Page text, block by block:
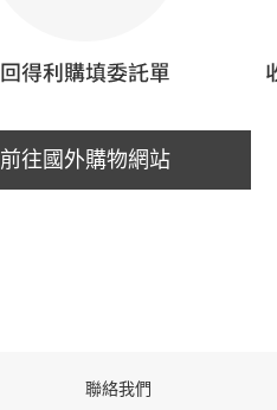
前往國外購物網站
聯絡我們